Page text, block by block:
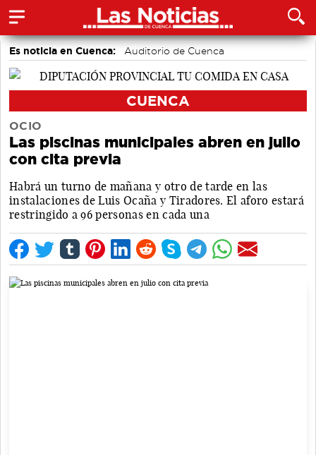
Es noticia en Cuenca: Auditorio de Cuenca
CUENCA
OCIO
Las piscinas municipales abren en julio
con cita previa
Habrá un turno de mañana y otro de tarde en las
instalaciones de Luis Ocaña y Tiradores. El aforo estará
restringido a 96 personas en cada una